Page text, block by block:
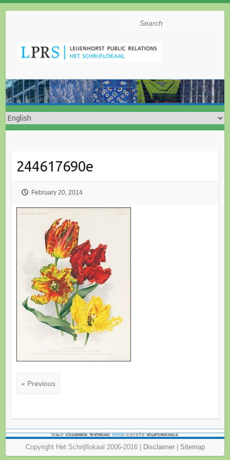
Search
244617690e
February 20, 2014
« Previous
Copyright Het Schrijflokaal 2006-2016 | Disclaimer| Sitemap